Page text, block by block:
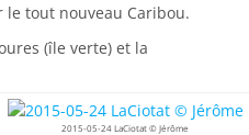
le tout nouveau Caribou.
(île verte) et la
2015-05-24 LaCiotat © Jérôme